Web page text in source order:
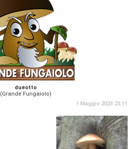
dueotto
(Grande Fungaiolo)
1 Maggio 2023 23:11